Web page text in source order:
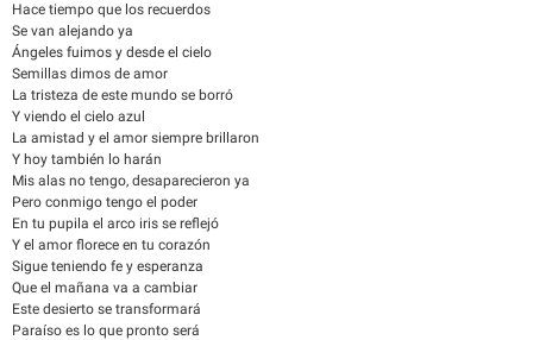
Hace tiempo que los recuerdos
Se van alejando ya
Ángeles fuimos y desde el cielo
Semillas dimos de amor
La tristeza de este mundo se borró
Y viendo el cielo azul
La amistad y el amor siempre brillaron
Y hoy también lo harán
Mis alas no tengo, desaparecieron ya
Pero conmigo tengo el poder
En tu pupila el arco iris se reflejó
Y el amor florece en tu corazón
Sigue teniendo fe y esperanza
Que el mañana va a cambiar
Este desierto se transformará
Paraíso es lo que pronto será